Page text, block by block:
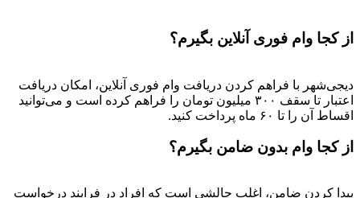
از کجا وام فوری آنلاین بگیرم؟
دیجی‌شهر با فراهم کردن دریافت وام فوری آنلاین، امکان دریافت
اعتبار تا سقف ۳۰۰ میلیون تومان را فراهم کرده است و می‌توانید
اقساط آن را تا ۶۰ ماه پرداخت کنید.
از کجا وام بدون ضامن بگیرم؟
پیدا کردن ضامن، اغلب چالشی است که افراد در فرایند درخواست